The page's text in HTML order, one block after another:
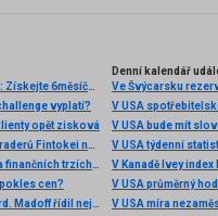
🚀 FXstreet.cz & eToro přinášejí exkluzivní akci: Získejte 6měsíční členství ve VIP zóně ZDARMA
vyplatí?
opět zisková
Léto v plném proudu, trhy také: Top 3 obchody traderů Fintokei na indexech a zlatě
Chamtivost a strach: Největší cenové pohyby na finančních trzích (červenec 2026)
cen?
Stvořil elitní klub, kde Ameriku obral o 65 miliard. Madoff řídil největší Ponzi dějin
Denní kalendář
Ve Švýcarsku
V USA
V USA bude mít
V USA týdenní
V Kanadě Ivey index
V USA průměrný
V USA míra